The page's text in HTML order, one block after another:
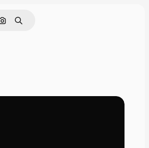
Nach Bild suchen
Suchen